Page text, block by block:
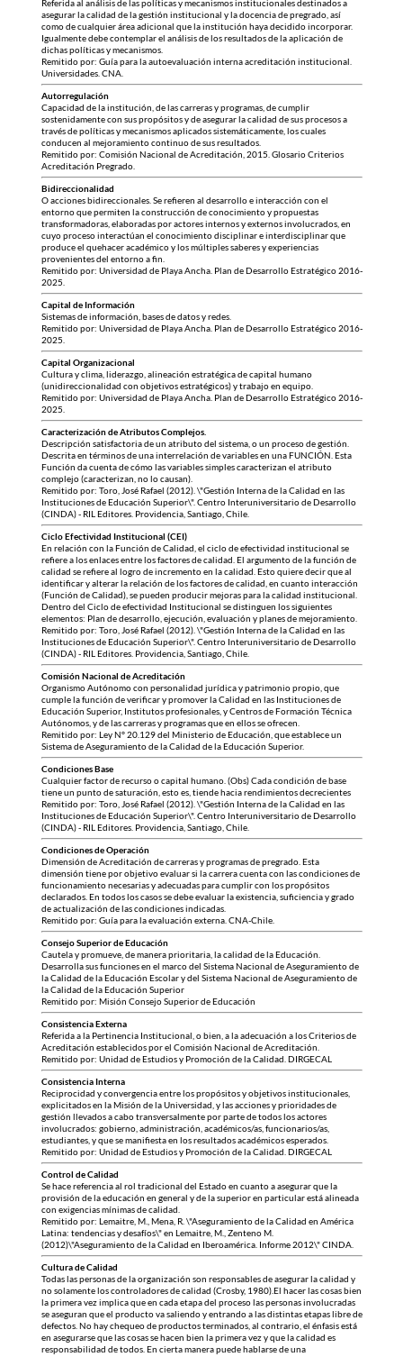
Referida al análisis de las políticas y mecanismos institucionales destinados a
asegurar la calidad de la gestión institucional y la docencia de pregrado, así
como de cualquier área adicional que la institución haya decidido incorporar.
Igualmente debe contemplar el análisis de los resultados de la aplicación de
dichas políticas y mecanismos.
Remitido por: Guía para la autoevaluación interna acreditación institucional.
Universidades. CNA.
Autorregulación
Capacidad de la institución, de las carreras y programas, de cumplir
sostenidamente con sus propósitos y de asegurar la calidad de sus procesos a
través de políticas y mecanismos aplicados sistemáticamente, los cuales
conducen al mejoramiento continuo de sus resultados.
Remitido por: Comisión Nacional de Acreditación, 2015. Glosario Criterios
Acreditación Pregrado.
Bidireccionalidad
O acciones bidireccionales. Se refieren al desarrollo e interacción con el
entorno que permiten la construcción de conocimiento y propuestas
transformadoras, elaboradas por actores internos y externos involucrados, en
cuyo proceso interactúan el conocimiento disciplinar e interdisciplinar que
produce el quehacer académico y los múltiples saberes y experiencias
provenientes del entorno a fin.
Remitido por: Universidad de Playa Ancha. Plan de Desarrollo Estratégico 2016-
2025.
Capital de Información
Sistemas de información, bases de datos y redes.
Remitido por: Universidad de Playa Ancha. Plan de Desarrollo Estratégico 2016-
2025.
Capital Organizacional
Cultura y clima, liderazgo, alineación estratégica de capital humano
(unidireccionalidad con objetivos estratégicos) y trabajo en equipo.
Remitido por: Universidad de Playa Ancha. Plan de Desarrollo Estratégico 2016-
2025.
Caracterización de Atributos Complejos.
Descripción satisfactoria de un atributo del sistema, o un proceso de gestión.
Descrita en términos de una interrelación de variables en una FUNCIÓN. Esta
Función da cuenta de cómo las variables simples caracterizan el atributo
complejo (caracterizan, no lo causan).
Remitido por: Toro, José Rafael (2012). \"Gestión Interna de la Calidad en las
Instituciones de Educación Superior\". Centro Interuniversitario de Desarrollo
(CINDA) - RIL Editores. Providencia, Santiago, Chile.
Ciclo Efectividad Institucional (CEI)
En relación con la Función de Calidad, el ciclo de efectividad institucional se
refiere a los enlaces entre los factores de calidad. El argumento de la función de
calidad se refiere al logro de incremento en la calidad. Esto quiere decir que al
identificar y alterar la relación de los factores de calidad, en cuanto interacción
(Función de Calidad), se pueden producir mejoras para la calidad institucional.
Dentro del Ciclo de efectividad Institucional se distinguen los siguientes
elementos: Plan de desarrollo, ejecución, evaluación y planes de mejoramiento.
Remitido por: Toro, José Rafael (2012). \"Gestión Interna de la Calidad en las
Instituciones de Educación Superior\". Centro Interuniversitario de Desarrollo
(CINDA) - RIL Editores. Providencia, Santiago, Chile.
Comisión Nacional de Acreditación
Organismo Autónomo con personalidad jurídica y patrimonio propio, que
cumple la función de verificar y promover la Calidad en las Instituciones de
Educación Superior, Institutos profesionales, y Centros de Formación Técnica
Autónomos, y de las carreras y programas que en ellos se ofrecen.
Remitido por: Ley N° 20.129 del Ministerio de Educación, que establece un
Sistema de Aseguramiento de la Calidad de la Educación Superior.
Condiciones Base
Cualquier factor de recurso o capital humano. (Obs) Cada condición de base
tiene un punto de saturación, esto es, tiende hacia rendimientos decrecientes
Remitido por: Toro, José Rafael (2012). \"Gestión Interna de la Calidad en las
Instituciones de Educación Superior\". Centro Interuniversitario de Desarrollo
(CINDA) - RIL Editores. Providencia, Santiago, Chile.
Condiciones de Operación
Dimensión de Acreditación de carreras y programas de pregrado. Esta
dimensión tiene por objetivo evaluar si la carrera cuenta con las condiciones de
funcionamiento necesarias y adecuadas para cumplir con los propósitos
declarados. En todos los casos se debe evaluar la existencia, suficiencia y grado
de actualización de las condiciones indicadas.
Remitido por: Guía para la evaluación externa. CNA-Chile.
Consejo Superior de Educación
Cautela y promueve, de manera prioritaria, la calidad de la Educación.
Desarrolla sus funciones en el marco del Sistema Nacional de Aseguramiento de
la Calidad de la Educación Escolar y del Sistema Nacional de Aseguramiento de
la Calidad de la Educación Superior
Remitido por: Misión Consejo Superior de Educación
Consistencia Externa
Referida a la Pertinencia Institucional, o bien, a la adecuación a los Criterios de
Acreditación establecidos por el Comisión Nacional de Acreditación.
Remitido por: Unidad de Estudios y Promoción de la Calidad. DIRGECAL
Consistencia Interna
Reciprocidad y convergencia entre los propósitos y objetivos institucionales,
explicitados en la Misión de la Universidad, y las acciones y prioridades de
gestión llevados a cabo transversalmente por parte de todos los actores
involucrados: gobierno, administración, académicos/as, funcionarios/as,
estudiantes, y que se manifiesta en los resultados académicos esperados.
Remitido por: Unidad de Estudios y Promoción de la Calidad. DIRGECAL
Control de Calidad
Se hace referencia al rol tradicional del Estado en cuanto a asegurar que la
provisión de la educación en general y de la superior en particular está alineada
con exigencias mínimas de calidad.
Remitido por: Lemaitre, M., Mena, R. \"Aseguramiento de la Calidad en América
Latina: tendencias y desafíos\" en Lemaitre, M., Zenteno M.
(2012)\"Aseguramiento de la Calidad en Iberoamérica. Informe 2012\" CINDA.
Cultura de Calidad
Todas las personas de la organización son responsables de asegurar la calidad y
no solamente los controladores de calidad (Crosby, 1980).El hacer las cosas bien
la primera vez implica que en cada etapa del proceso las personas involucradas
se aseguran que el producto va saliendo y entrando a las distintas etapas libre de
defectos. No hay chequeo de productos terminados, al contrario, el énfasis está
en asegurarse que las cosas se hacen bien la primera vez y que la calidad es
responsabilidad de todos. En cierta manera puede hablarse de una